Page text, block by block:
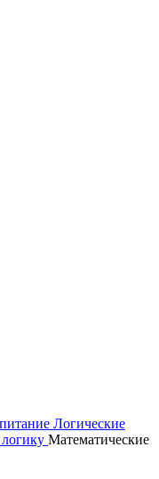
Логические
Математические